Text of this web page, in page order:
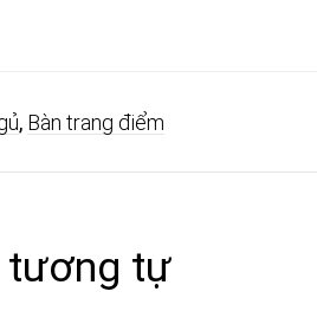
, Bàn trang điểm
tương tự